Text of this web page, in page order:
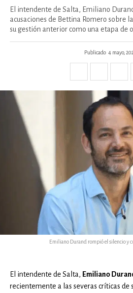
El intendente de Salta, Emiliano
acusaciones de Bettina Romero sobre
su gestión anterior como una etapa de
Publicado 4 mayo,
Emiliano Durand rompió el silencio y
El intendente de Salta, Emiliano
recientemente a las severas críticas de